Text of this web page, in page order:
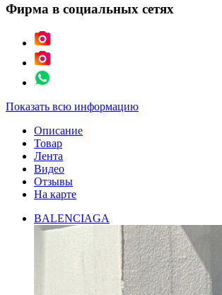
Фирма в социальных сетях
Показать всю информацию
Описание
Товар
Лента
Видео
Отзывы
На карте
BALENCIAGA